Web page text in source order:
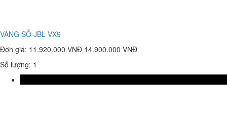
VANG SỐ JBL VX9
Đơn giá: 11.920.000 VNĐ 14.900.000 VNĐ
Số lượng: 1